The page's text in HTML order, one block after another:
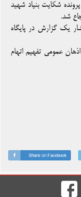
شکایت بنیاد شهید
یک گزارش در پایگاه
اذهان عمومی تفهیم اتهام